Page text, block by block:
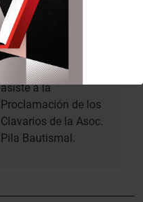
Siguiente:
Mª José Llorens
asiste a la
Proclamación de los
Clavarios de la Asoc.
Pila Bautismal.